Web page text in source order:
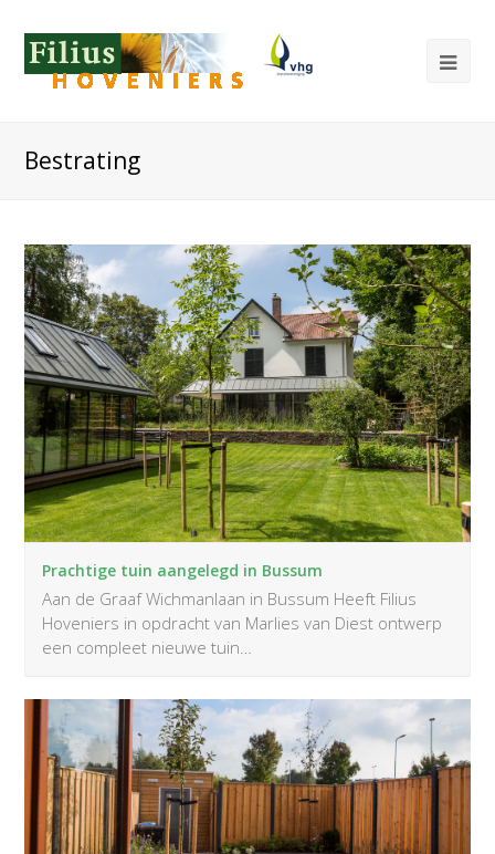
Bestrating
Prachtige tuin aangelegd in Bussum
Aan de Graaf Wichmanlaan in Bussum Heeft Filius
Hoveniers in opdracht van Marlies van Diest ontwerp
een compleet nieuwe tuin…